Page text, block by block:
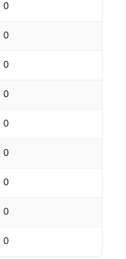
0
0
0
0
0
0
0
0
0